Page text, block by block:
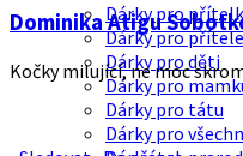
Dárky pro
Dárky pro přítele
Dárky pro děti
Dárky pro
Dárky pro tátu
Dárky pro
Dominika Atigu
Kočky milující, ne moc